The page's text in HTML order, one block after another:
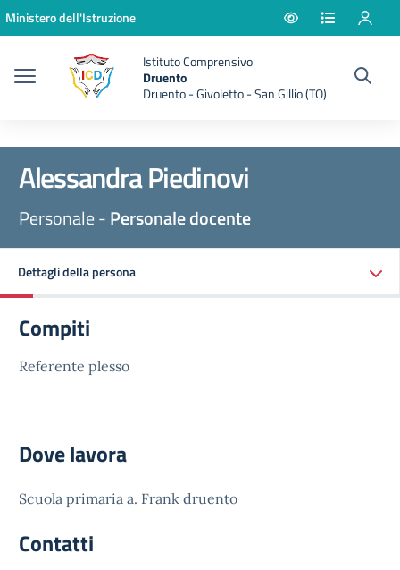
Vai ai contenuti
Vai al menu di navigazione
Vai al footer
Ministero dell'Istruzione
Istituto Comprensivo
Druento
Druento - Givoletto - San Gillio (TO)
Alessandra Piedinovi
Personale -Personale docente
Dettagli della persona
Compiti
Referente plesso
Dove lavora
Scuola primaria a. Frank druento
Contatti